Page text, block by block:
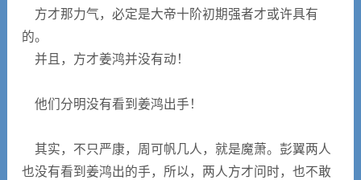
方才那力气，必定是大帝十阶初期强者才或许具有
的。
并且，方才姜鸿并没有动！
他们分明没有看到姜鸿出手！
其实，不只严康，周可帆几人，就是魔萧。彭翼两人
也没有看到姜鸿出的手，所以，两人方才问时，也不敢